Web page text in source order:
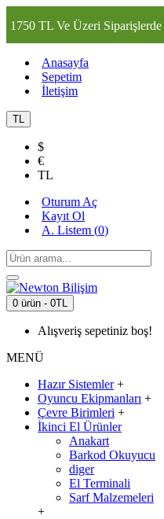
1750 TL Ve Üzeri Siparişlerde
Anasayfa
Sepetim
İletişim
TL
$
€
TL
Oturum Aç
Kayıt Ol
A. Listem (0)
0 ürün - 0TL
Alışveriş sepetiniz boş!
MENÜ
Hazır Sistemler +
Oyuncu Ekipmanları +
Çevre Birimleri +
İkinci El Ürünler
Anakart
Barkod Okuyucu
diger
El Terminali
Sarf Malzemeleri
+